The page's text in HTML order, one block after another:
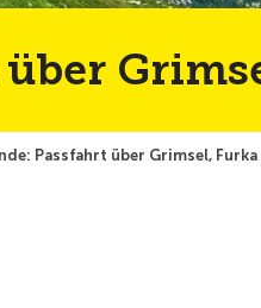
Passfahrt über Grimsel, Furka